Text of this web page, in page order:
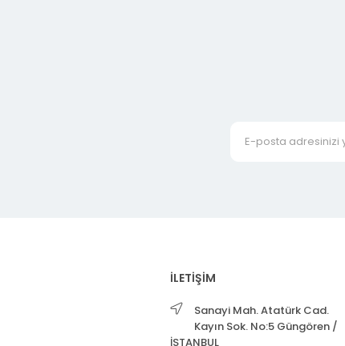
İLETİŞİM
Sanayi Mah. Atatürk Cad.
Kayın Sok. No:5 Güngören /
İSTANBUL